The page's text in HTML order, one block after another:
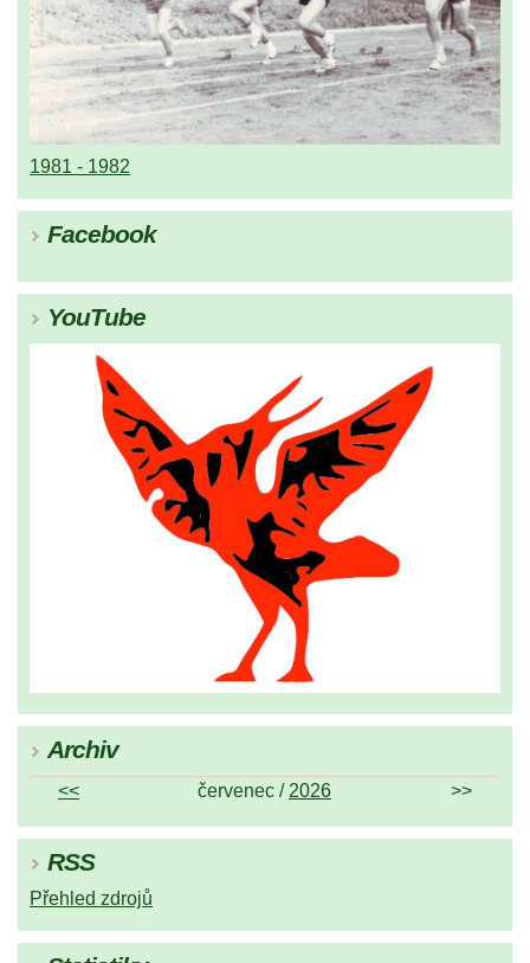
1981 - 1982
Facebook
YouTube
Archiv
<< červenec / 2026 >>
RSS
Přehled zdrojů